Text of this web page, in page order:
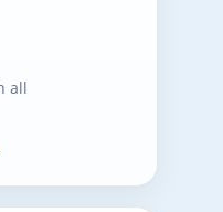
all